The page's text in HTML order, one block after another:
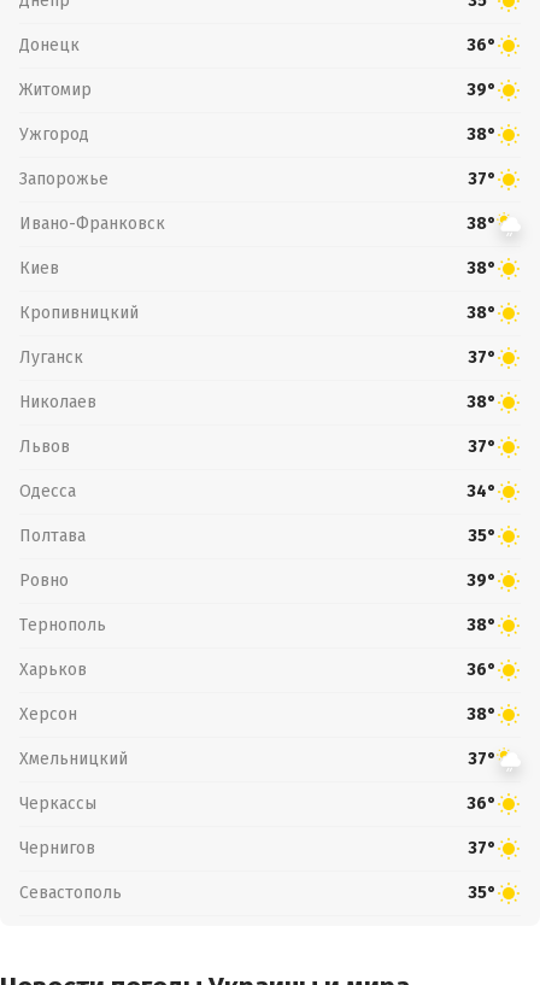
Донецк 36°
Житомир 39°
Ужгород 38°
Запорожье 37°
Ивано-Франковск 38°
Киев 38°
Кропивницкий 38°
Луганск 37°
Николаев 38°
Львов 37°
Одесса 34°
Полтава 35°
Ровно 39°
Тернополь 38°
Харьков 36°
Херсон 38°
Хмельницкий 37°
Черкассы 36°
Чернигов 37°
Севастополь 35°